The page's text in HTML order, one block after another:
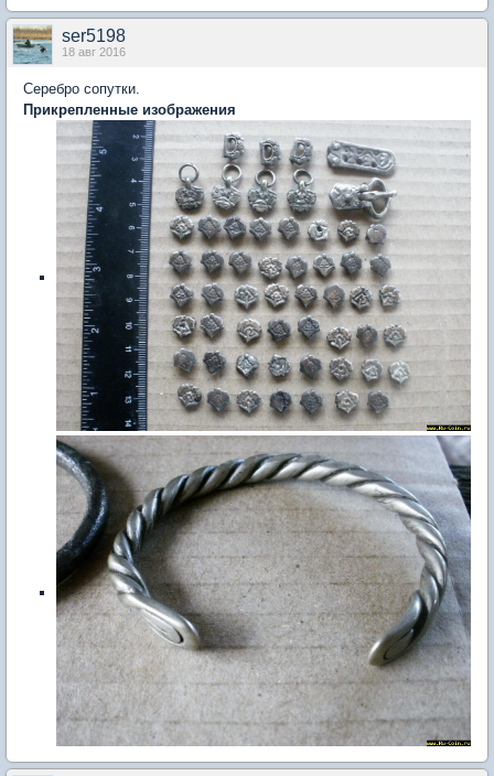
ser5198
18 авг 2016
Серебро сопутки.
Прикрепленные изображения